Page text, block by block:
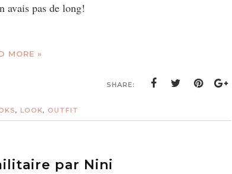
avais pas de long!
MORE »
SHARE:
, LOOK, OUTFIT
par Nini